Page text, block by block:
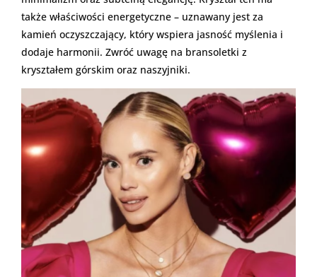
także właściwości energetyczne – uznawany jest za
kamień oczyszczający, który wspiera jasność myślenia i
dodaje harmonii. Zwróć uwagę na bransoletki z
kryształem górskim oraz naszyjniki.